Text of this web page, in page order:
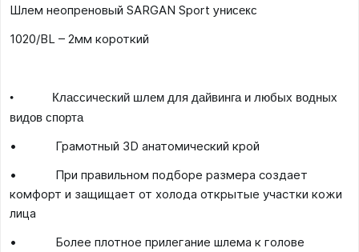
Шлем неопреновый SARGAN Sport унисекс
1020/BL – 2мм короткий
• Классический шлем для дайвинга и любых водных
видов спорта
• Грамотный 3D анатомический крой
• При правильном подборе размера создает
комфорт и защищает от холода открытые участки кожи
лица
• Более плотное прилегание шлема к голове